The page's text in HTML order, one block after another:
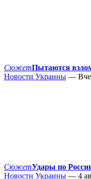
СюжетПытаются
Новости Украины —
СюжетУдары по
Новости Украины — 4